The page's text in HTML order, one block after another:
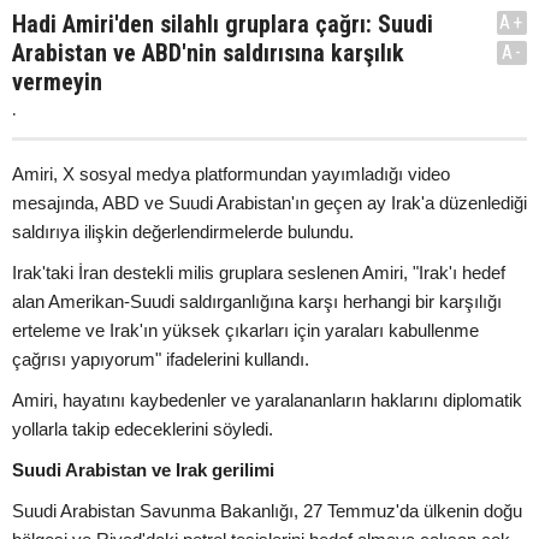
Hadi Amiri'den silahlı gruplara çağrı: Suudi
Arabistan ve ABD'nin saldırısına karşılık
vermeyin
.
A+
A-
Amiri, X sosyal medya platformundan yayımladığı video
mesajında, ABD ve Suudi Arabistan'ın geçen ay Irak'a düzenlediği
saldırıya ilişkin değerlendirmelerde bulundu.
Irak'taki İran destekli milis gruplara seslenen Amiri, "Irak'ı hedef
alan Amerikan-Suudi saldırganlığına karşı herhangi bir karşılığı
erteleme ve Irak'ın yüksek çıkarları için yaraları kabullenme
çağrısı yapıyorum" ifadelerini kullandı.
Amiri, hayatını kaybedenler ve yaralananların haklarını diplomatik
yollarla takip edeceklerini söyledi.
Suudi Arabistan ve Irak gerilimi
Suudi Arabistan Savunma Bakanlığı, 27 Temmuz'da ülkenin doğu